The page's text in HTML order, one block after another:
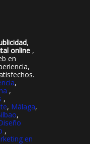
,
online ,
en
,
,
,
, Málaga,
,
,
en